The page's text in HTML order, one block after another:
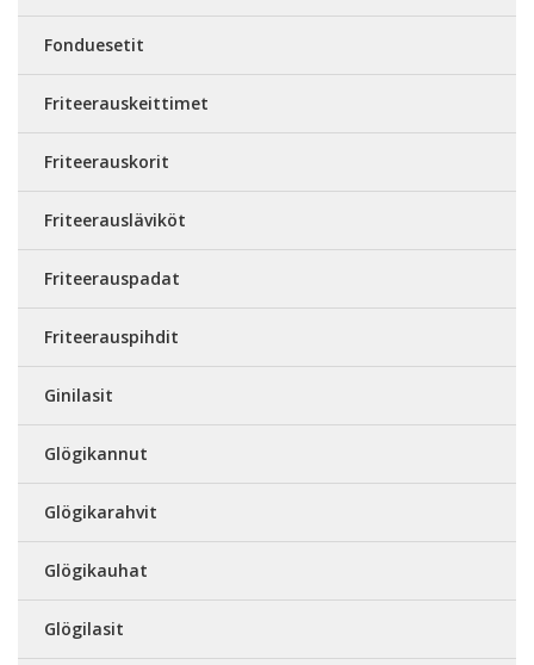
Fonduesetit
Friteerauskeittimet
Friteerauskorit
Friteerausläviköt
Friteerauspadat
Friteerauspihdit
Ginilasit
Glögikannut
Glögikarahvit
Glögikauhat
Glögilasit